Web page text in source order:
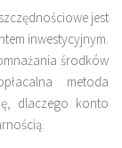
jest
inwestycyjnym.
środków
metoda
dlaczego konto